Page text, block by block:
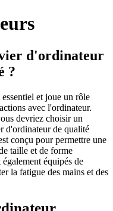
d'ordinateur
?
et joue un rôle
avec l'ordinateur.
devriez choisir un
d'ordinateur de qualité
conçu pour permettre une
taille et de forme
équipés de
la fatigue des mains et des